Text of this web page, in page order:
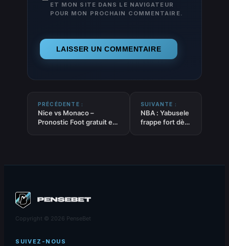
ET MON SITE DANS LE NAVIGATEUR
POUR MON PROCHAIN COMMENTAIRE.
PRÉCÉDENTE :
Nice vs Monaco –
Pronostic Foot gratuit et
SUIVANTE :
NBA : Yabusele
frappe fort dès
Copyright © 2026 PenseBet
SUIVEZ-NOUS